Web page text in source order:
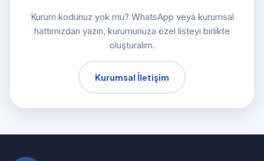
Kurum kodunuz yok mu? WhatsApp veya kurumsal
hattımızdan yazın, kurumunuza özel listeyi birlikte
oluşturalım.
Kurumsal İletişim